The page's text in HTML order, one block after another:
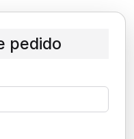
pedido